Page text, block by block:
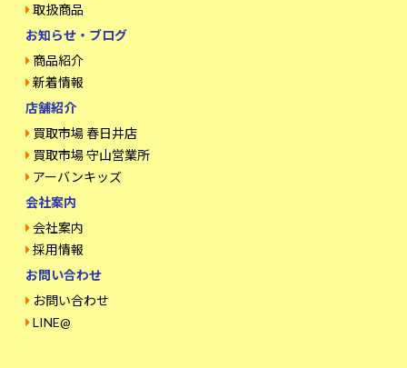
取扱商品
お知らせ・ブログ
商品紹介
新着情報
店舗紹介
買取市場 春日井店
買取市場 守山営業所
アーバンキッズ
会社案内
会社案内
採用情報
お問い合わせ
お問い合わせ
LINE@